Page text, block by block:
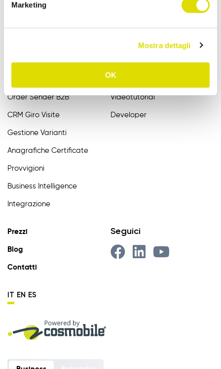
Marketing
Mostra dettagli
OK
Raccolta Ordini Agenti
Order Sender B2B
CRM Giro Visite
Gestione Varianti
Anagrafiche Certificate
Provvigioni
Business Intelligence
Integrazione
Assistenza
FAQ
Manuali
Videotutorial
Developer
Prezzi
Blog
Contatti
IT EN ES
Seguici